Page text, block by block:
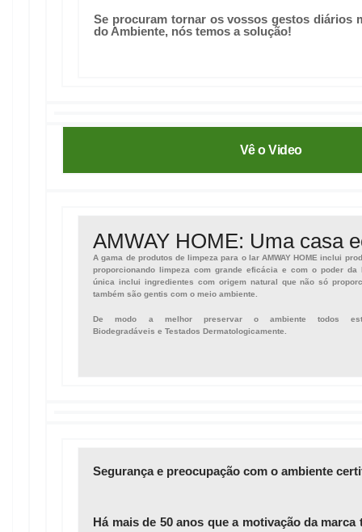
Se procuram tornar os vossos gestos diários
do Ambiente, nós temos a solução!
Vê o Video
AMWAY HOME: Uma casa
A gama de produtos de limpeza para o lar AMWAY HOME inclui
proporcionando limpeza com grande eficácia e com o poder da
única inclui ingredientes com origem natural que não só
também são gentis com o meio ambiente.
De modo a melhor preservar o ambiente todos
Biodegradáveis eTestados Dermatologicamente.
Segurança e preocupação com o ambiente
Há mais de 50 anos que a motivação da